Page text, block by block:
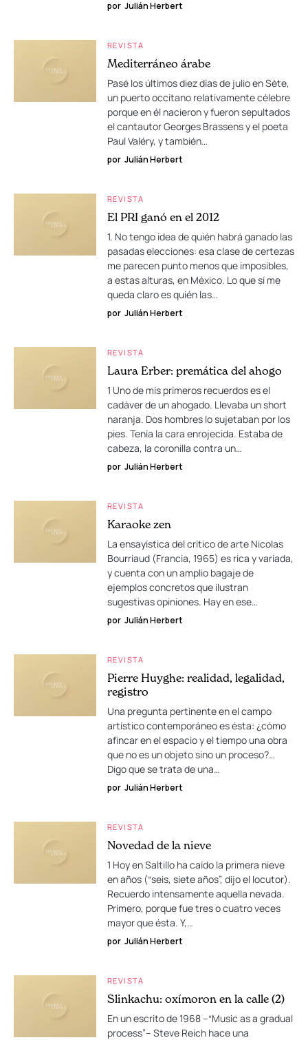
por Julián Herbert
REVISTA
Mediterráneo árabe
Pasé los últimos diez días de julio en Sète,
un puerto occitano relativamente célebre
porque en él nacieron y fueron sepultados
el cantautor Georges Brassens y el poeta
Paul Valéry, y también…
por Julián Herbert
REVISTA
El PRI ganó en el 2012
1. No tengo idea de quién habrá ganado las
pasadas elecciones: esa clase de certezas
me parecen punto menos que imposibles,
a estas alturas, en México. Lo que sí me
queda claro es quién las…
por Julián Herbert
REVISTA
Laura Erber: premática del ahogo
1 Uno de mis primeros recuerdos es el
cadáver de un ahogado. Llevaba un short
naranja. Dos hombres lo sujetaban por los
pies. Tenía la cara enrojecida. Estaba de
cabeza, la coronilla contra un…
por Julián Herbert
REVISTA
Karaoke zen
La ensayística del crítico de arte Nicolas
Bourriaud (Francia, 1965) es rica y variada,
y cuenta con un amplio bagaje de
ejemplos concretos que ilustran
sugestivas opiniones. Hay en ese…
por Julián Herbert
REVISTA
Pierre Huyghe: realidad, legalidad,
registro
Una pregunta pertinente en el campo
artístico contemporáneo es ésta: ¿cómo
afincar en el espacio y el tiempo una obra
que no es un objeto sino un proceso?…
Digo que se trata de una…
por Julián Herbert
REVISTA
Novedad de la nieve
1 Hoy en Saltillo ha caído la primera nieve
en años (“seis, siete años”, dijo el locutor).
Recuerdo intensamente aquella nevada.
Primero, porque fue tres o cuatro veces
mayor que ésta. Y,…
por Julián Herbert
REVISTA
Slinkachu: oxímoron en la calle (2)
En un escrito de 1968 –“Music as a gradual
process”– Steve Reich hace una